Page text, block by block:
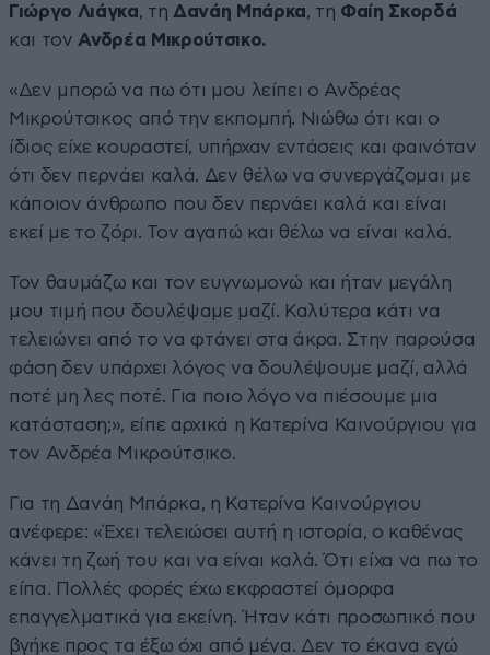
Γιώργο Λιάγκα, τη Δανάη Μπάρκα, τη Φαίη Σκορδά
και τον Ανδρέα Μικρούτσικο.
«Δεν μπορώ να πω ότι μου λείπει ο Ανδρέας
Μικρούτσικος από την εκπομπή. Νιώθω ότι και ο
ίδιος είχε κουραστεί, υπήρχαν εντάσεις και φαινόταν
ότι δεν περνάει καλά. Δεν θέλω να συνεργάζομαι με
κάποιον άνθρωπο που δεν περνάει καλά και είναι
εκεί με το ζόρι. Τον αγαπώ και θέλω να είναι καλά.
Τον θαυμάζω και τον ευγνωμονώ και ήταν μεγάλη
μου τιμή που δουλέψαμε μαζί. Καλύτερα κάτι να
τελειώνει από το να φτάνει στα άκρα. Στην παρούσα
φάση δεν υπάρχει λόγος να δουλέψουμε μαζί, αλλά
ποτέ μη λες ποτέ. Για ποιο λόγο να πιέσουμε μια
κατάσταση;», είπε αρχικά η Κατερίνα Καινούργιου για
τον Ανδρέα Μικρούτσικο.
Για τη Δανάη Μπάρκα, η Κατερίνα Καινούργιου
ανέφερε: «Έχει τελειώσει αυτή η ιστορία, ο καθένας
κάνει τη ζωή του και να είναι καλά. Ότι είχα να πω το
είπα. Πολλές φορές έχω εκφραστεί όμορφα
επαγγελματικά για εκείνη. Ήταν κάτι προσωπικό που
βγήκε προς τα έξω όχι από μένα. Δεν το έκανα εγώ